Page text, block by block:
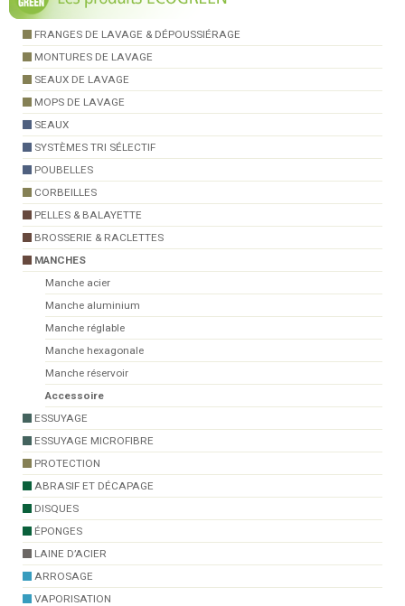
FRANGES DE LAVAGE & DÉPOUSSIÉRAGE
MONTURES DE LAVAGE
SEAUX DE LAVAGE
MOPS DE LAVAGE
SEAUX
SYSTÈMES TRI SÉLECTIF
POUBELLES
CORBEILLES
PELLES & BALAYETTE
BROSSERIE & RACLETTES
MANCHES
Manche acier
Manche aluminium
Manche réglable
Manche hexagonale
Manche réservoir
Accessoire
ESSUYAGE
ESSUYAGE MICROFIBRE
PROTECTION
ABRASIF ET DÉCAPAGE
DISQUES
ÉPONGES
LAINE D’ACIER
ARROSAGE
VAPORISATION